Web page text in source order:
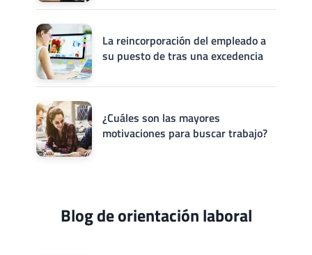
La reincorporación del empleado a
su puesto de tras una excedencia
¿Cuáles son las mayores
motivaciones para buscar trabajo?
Blog de orientación laboral